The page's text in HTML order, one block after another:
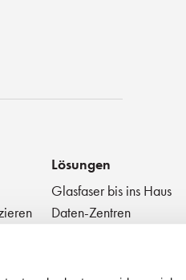
Lösungen
Glasfaser bis ins Haus
Daten-Zentren